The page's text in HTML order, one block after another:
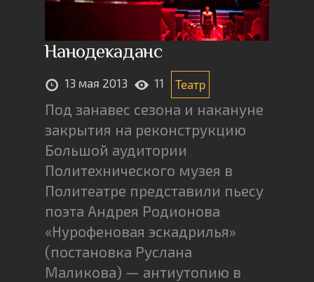
Нанодекаданс
13 мая 2013 11 Театр
Под занавес сезона и накануне
закрытия на реконструкцию
Большой аудитории
Политехнического музея в
Политеатре представили пьесу
поэта Андрея Родионова
«Нурофеновая эскадрилья»
(постановка Руслана
Маликова) — антиутопию в